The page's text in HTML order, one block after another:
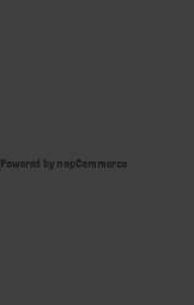
Powered by nopCommerce